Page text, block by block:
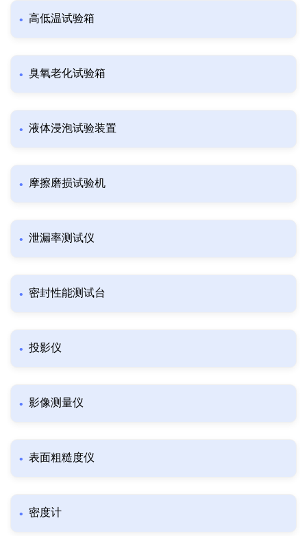
高低温试验箱
臭氧老化试验箱
液体浸泡试验装置
摩擦磨损试验机
泄漏率测试仪
密封性能测试台
投影仪
影像测量仪
表面粗糙度仪
密度计